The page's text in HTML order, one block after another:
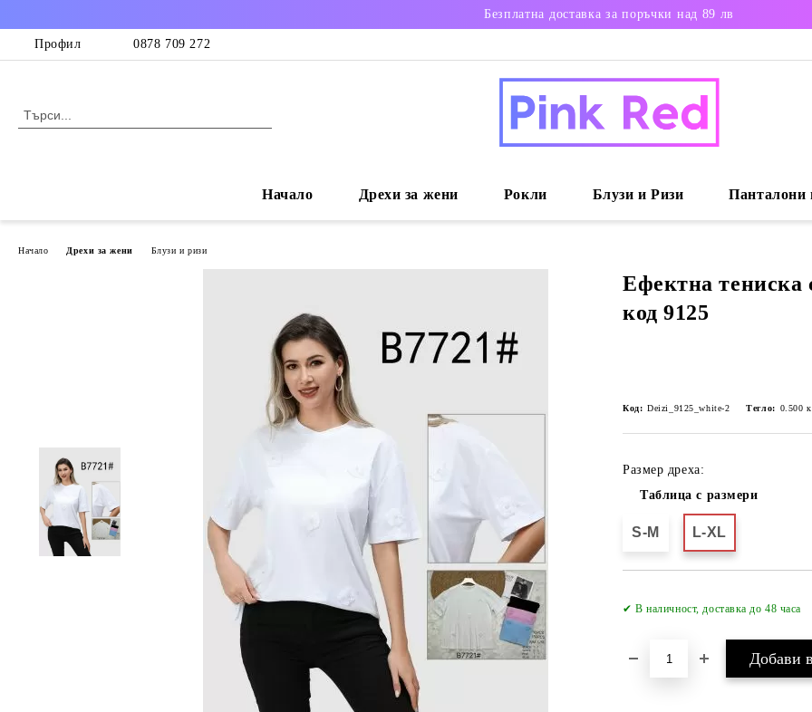
Безплатна доставка за поръчки над 89 лв
Профил 0878 709 272
Начало Дрехи за жени Рокли Блузи и Ризи Панталони
Начало Дрехи за жени Блузи и ризи
Ефектна тениска
код 9125
Код: Deizi_9125_white-2 Тегло: 0.500
Размер дреха:
Таблица с размери
S-M L-XL
✔ В наличност, доставка до 48 часа